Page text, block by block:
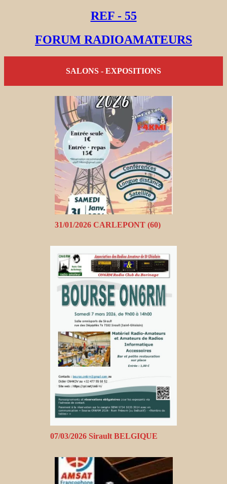
REF - 55
FORUM RADIOAMATEURS
SALONS - EXPOSITIONS
31/01/2026 CARLEPONT (60)
07/03/2026 Sirault BELGIQUE